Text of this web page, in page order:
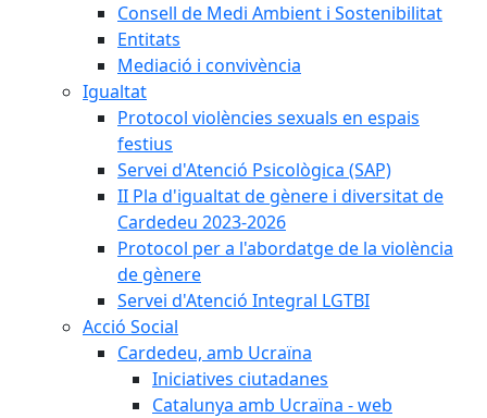
Consell de Medi Ambient i Sostenibilitat
Entitats
Mediació i convivència
Igualtat
Protocol violències sexuals en espais
festius
Servei d'Atenció Psicològica (SAP)
II Pla d'igualtat de gènere i diversitat de
Cardedeu 2023-2026
Protocol per a l'abordatge de la violència
de gènere
Servei d'Atenció Integral LGTBI
Acció Social
Cardedeu, amb Ucraïna
Iniciatives ciutadanes
Catalunya amb Ucraïna - web